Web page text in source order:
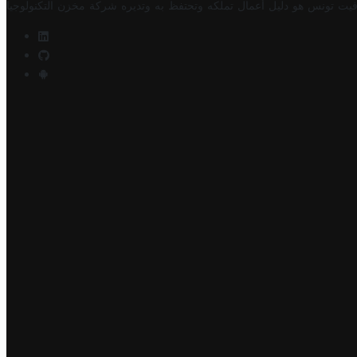
تونس هو دليل أعمال تملكه وتحتفظ به وتديره شركة مخزن التكنولوجيا